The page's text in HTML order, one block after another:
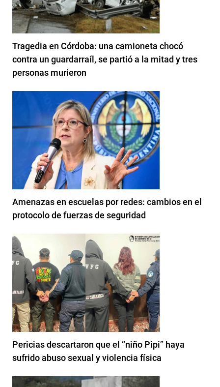
Tragedia en Córdoba: una camioneta chocó
contra un guardarraíl, se partió a la mitad y tres
personas murieron
Amenazas en escuelas por redes: cambios en el
protocolo de fuerzas de seguridad
Pericias descartaron que el “niño Pipi” haya
sufrido abuso sexual y violencia física